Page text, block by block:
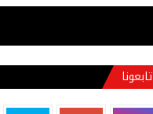
تابعونا